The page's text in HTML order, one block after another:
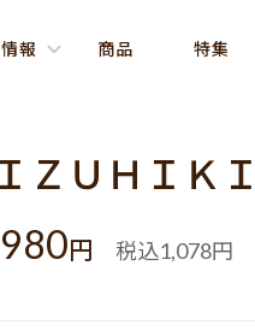
報 商品 特集
ＺＵＨＩＫ
980円 税込1,078円